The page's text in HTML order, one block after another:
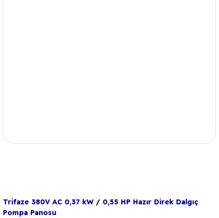
Trifaze 380V AC 0,37 kW / 0,55 HP Hazır Direk Dalgıç
Pompa Panosu